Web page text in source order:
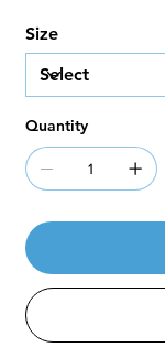
Size
Quantity